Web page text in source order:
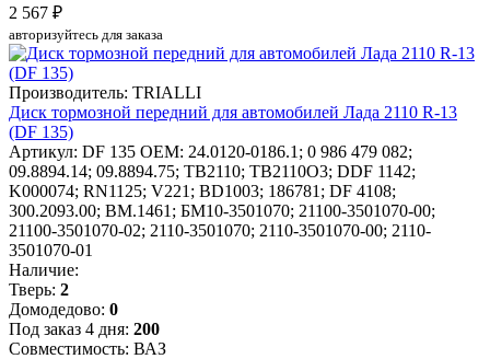
2 567 ₽
авторизуйтесь для заказа
Производитель: TRIALLI
Диск тормозной передний для автомобилей Лада 2110 R-13
(DF 135)
Артикул: DF 135 OEM: 24.0120-0186.1; 0 986 479 082;
09.8894.14; 09.8894.75; TB2110; TB2110O3; DDF 1142;
K000074; RN1125; V221; BD1003; 186781; DF 4108;
300.2093.00; BM.1461; БМ10-3501070; 21100-3501070-00;
21100-3501070-02; 2110-3501070; 2110-3501070-00; 2110-
3501070-01
Наличие:
Тверь: 2
Домодедово: 0
Под заказ 4 дня: 200
Совместимость: ВАЗ